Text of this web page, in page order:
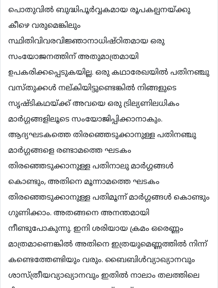
പൊതുവില്‍ ബുദ്ധിപൂര്‍വ്വകമായ രൂപകല്പനയ്ക്കു
കീഴെ വരുമെങ്കിലും
സ്ഥിതിവിവരവിജ്ഞാനാധിഷ്ഠിതമായ ഒരു
സംയോജനത്തിന് അതുമാത്രമായി
ഉപകരിക്കപ്പെടുകയില്ല. ഒരു കഥാരേഖയില്‍ പതിനഞ്ചു
വസ്തുക്കള്‍ നല്കിയിട്ടുണ്ടെങ്കില്‍ നിങ്ങളുടെ
സൃഷ്ടികഥയ്ക്ക് അവയെ ഒരു ട്രില്യണിലധികം
മാര്‍ഗ്ഗങ്ങളിലൂടെ സംയോജിപ്പിക്കാനാകും.
ആദ്യഘടകത്തെ തിരഞ്ഞെടുക്കാനുള്ള പതിനഞ്ചു
മാര്‍ഗ്ഗങ്ങളെ രണ്ടാമത്തെ ഘടകം
തിരഞ്ഞെടുക്കാനുള്ള പതിനാലു മാര്‍ഗ്ഗങ്ങള്‍
കൊണ്ടും, അതിനെ മൂന്നാമത്തെ ഘടകം
തിരഞ്ഞെടുക്കാനുള്ള പതിമൂന്ന് മാര്‍ഗ്ഗങ്ങള്‍ കൊണ്ടും
ഗുണിക്കാം. അതങ്ങനെ അനന്തമായി
നീണ്ടുപോകുന്നു. ഇനി ശരിയായ ക്രമം ഒരെണ്ണം
മാത്രമാണെങ്കില്‍ അതിനെ ഇത്രയുമെണ്ണത്തില്‍ നിന്ന്
കണ്ടെത്തേണ്ടിയും വരും. ബൈബിള്‍വ്യാഖ്യാനവും
ശാസ്ത്രീയവ്യാഖ്യാനവും ഇതില്‍ നാലാം തലത്തിലെ